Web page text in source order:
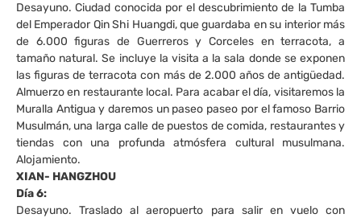
Desayuno. Ciudad conocida por el descubrimiento de la Tumba
del Emperador Qin Shi Huangdi, que guardaba en su interior más
de 6.000 figuras de Guerreros y Corceles en terracota, a
tamaño natural. Se incluye la visita a la sala donde se exponen
las figuras de terracota con más de 2.000 años de antigüedad.
Almuerzo en restaurante local. Para acabar el día, visitaremos la
Muralla Antigua y daremos un paseo paseo por el famoso Barrio
Musulmán, una larga calle de puestos de comida, restaurantes y
tiendas con una profunda atmósfera cultural musulmana.
Alojamiento.
XIAN- HANGZHOU
Día 6:
Desayuno. Traslado al aeropuerto para salir en vuelo con